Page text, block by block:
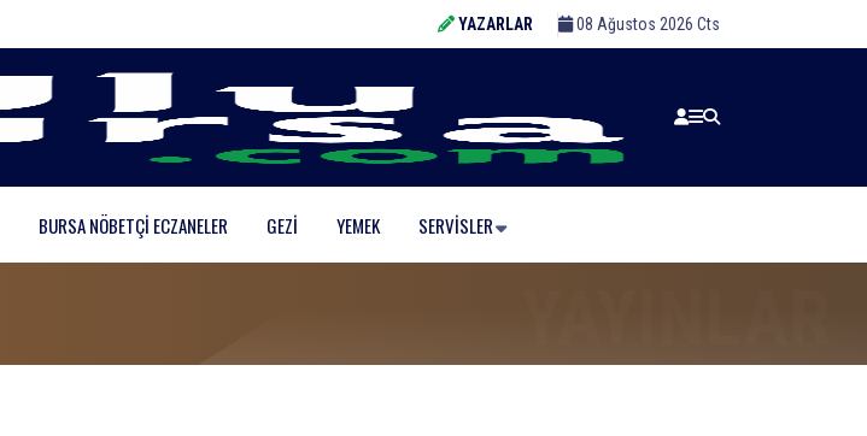
YAZARLAR 08 Ağustos 2026 Cts
BURSA NÖBETÇI ECZANELER GEZI YEMEK SERVISLER